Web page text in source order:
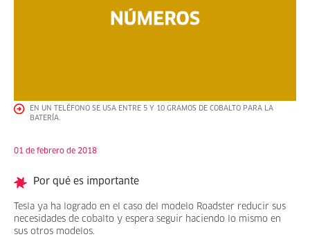
EN UN TELÉFONO SE USA ENTRE 5 Y 10 GRAMOS DE COBALTO PARA LA
BATERÍA.
01 de febrero de 2018
Por qué es importante
Tesla ya ha logrado en el caso del modelo Roadster reducir sus
necesidades de cobalto y espera seguir haciendo lo mismo en
sus otros modelos.